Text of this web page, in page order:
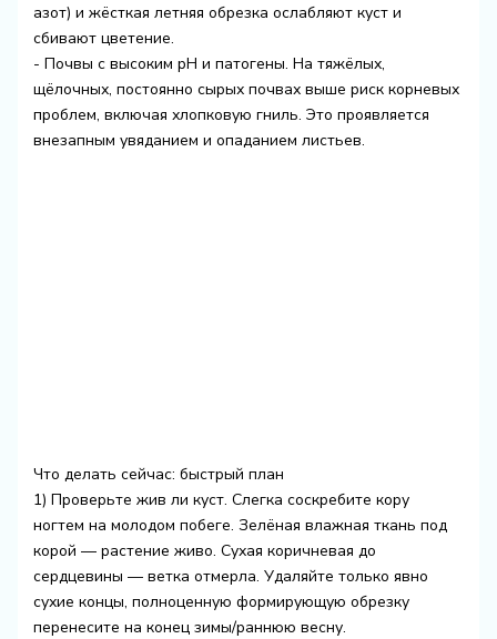
азот) и жёсткая летняя обрезка ослабляют куст и
сбивают цветение.
- Почвы с высоким pH и патогены. На тяжёлых,
щёлочных, постоянно сырых почвах выше риск корневых
проблем, включая хлопковую гниль. Это проявляется
внезапным увяданием и опаданием листьев.
Что делать сейчас: быстрый план
1) Проверьте жив ли куст. Слегка соскребите кору
ногтем на молодом побеге. Зелёная влажная ткань под
корой — растение живо. Сухая коричневая до
сердцевины — ветка отмерла. Удаляйте только явно
сухие концы, полноценную формирующую обрезку
перенесите на конец зимы/раннюю весну.